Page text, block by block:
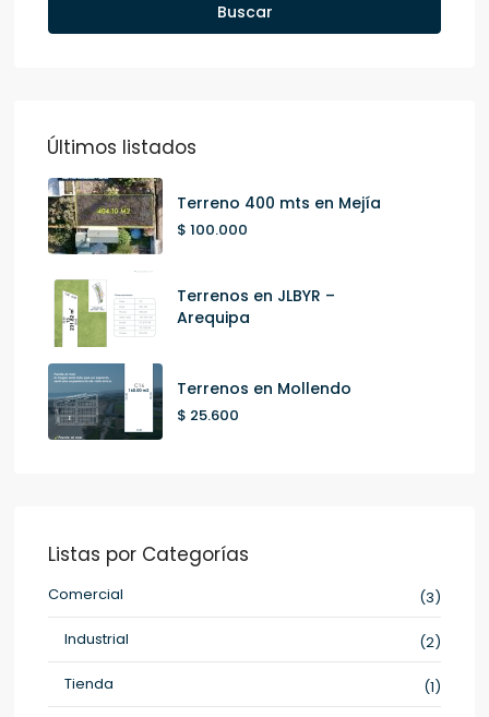
Buscar
Últimos listados
Terreno 400 mts en Mejía
$ 100.000
Terrenos en JLBYR –
Arequipa
Terrenos en Mollendo
$ 25.600
Listas por Categorías
Comercial
(3)
Industrial
(2)
Tienda
(1)